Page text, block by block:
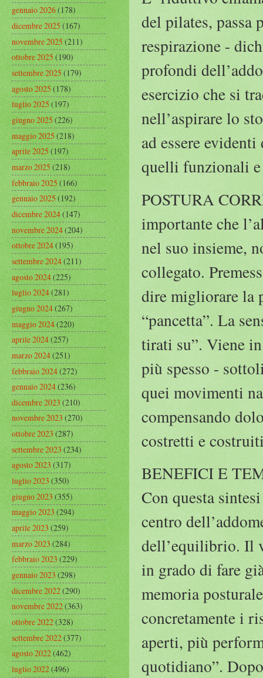
del pilates, passa
respirazione -
profondi
esercizio che si
nell’aspirare lo
ad essere
quelli funzionali e
POSTURA
importante che
nel suo insieme,
collegato.
dire migliorare la
“pancetta”. La
tirati su”. Viene
più spesso -
quei movimenti
compensando
costretti e
BENEFICI E
Con questa
centro
dell’equilibrio. Il
in grado di fare
memoria
concretamente i
aperti, più
quotidiano”.
gennaio 2026(178)
dicembre 2025(167)
novembre 2025(211)
ottobre 2025(190)
settembre 2025(179)
agosto 2025(178)
luglio 2025(197)
giugno 2025(226)
maggio 2025(218)
aprile 2025(197)
marzo 2025(218)
febbraio 2025(166)
gennaio 2025(192)
dicembre 2024(147)
novembre 2024(204)
ottobre 2024(195)
settembre 2024(211)
agosto 2024(225)
luglio 2024(281)
giugno 2024(267)
maggio 2024(220)
aprile 2024(257)
marzo 2024(251)
febbraio 2024(272)
gennaio 2024(236)
dicembre 2023(210)
novembre 2023(270)
ottobre 2023(287)
settembre 2023(234)
agosto 2023(317)
luglio 2023(350)
giugno 2023(355)
maggio 2023(294)
aprile 2023(259)
marzo 2023(284)
febbraio 2023(229)
gennaio 2023(298)
dicembre 2022(290)
novembre 2022(363)
ottobre 2022(328)
settembre 2022(377)
agosto 2022(462)
luglio 2022(496)